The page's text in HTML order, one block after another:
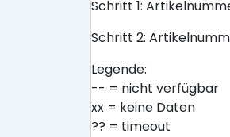
Schritt 1:
Schritt 2:
Legende:
-- = nicht verfügbar
xx = keine Daten
?? = timeout